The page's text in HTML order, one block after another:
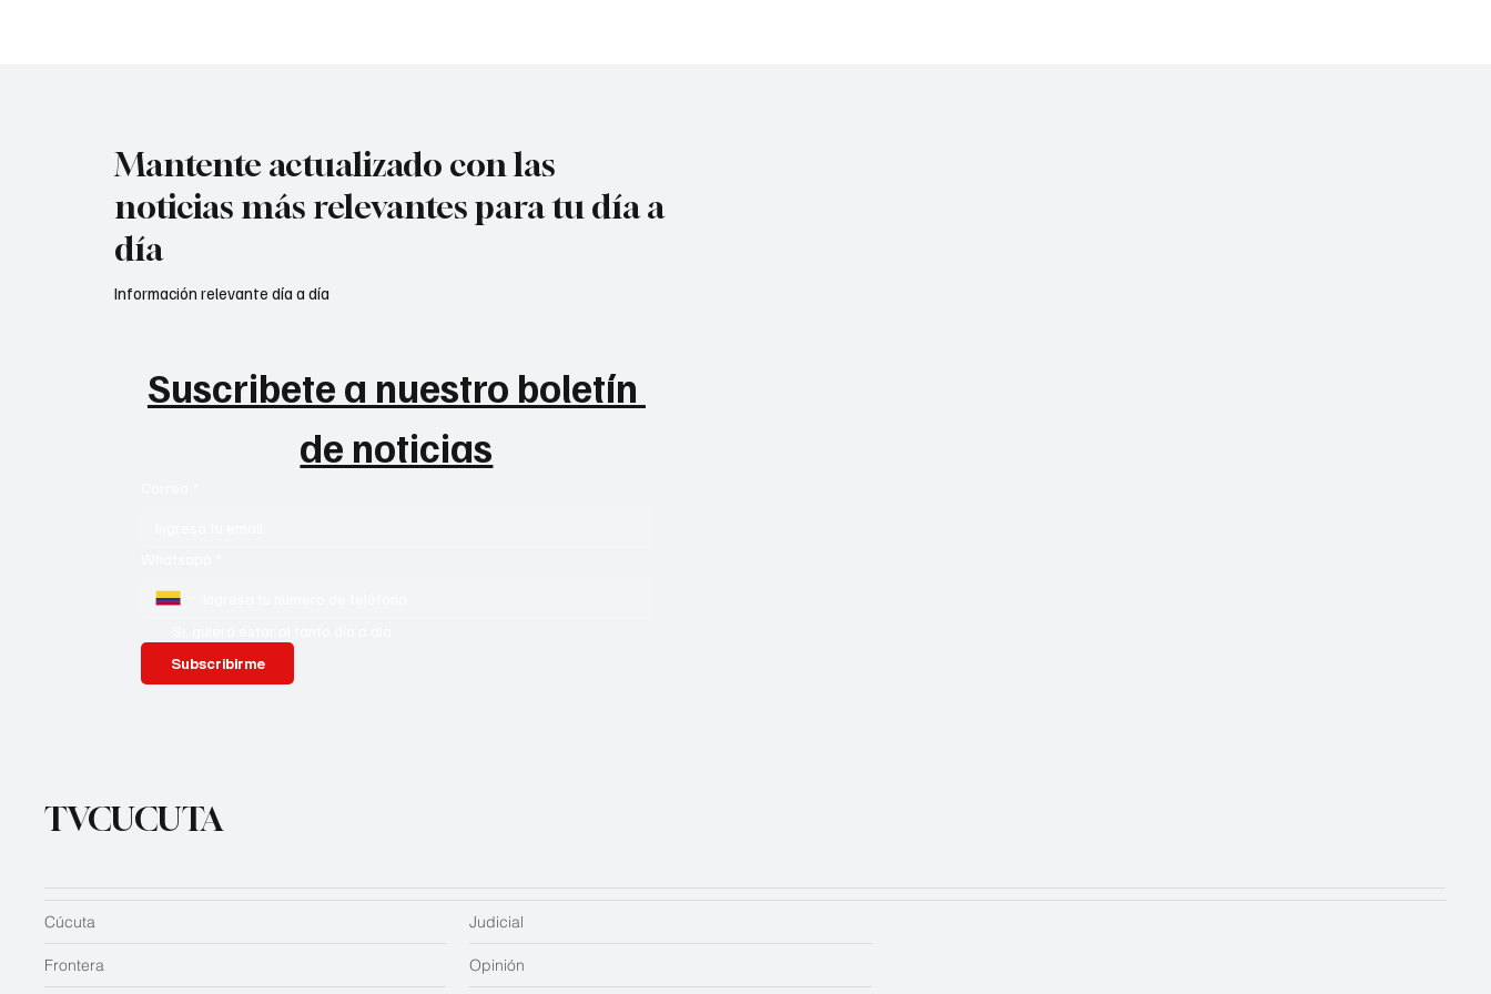
Mantente actualizado con las
noticias más relevantes para tu día a
día
Suscribete a nuestro boletín
de noticias
Subscribirme
Información relevante día a día
TVCUCUTA
Judicial
Opinión
Cúcuta
Frontera